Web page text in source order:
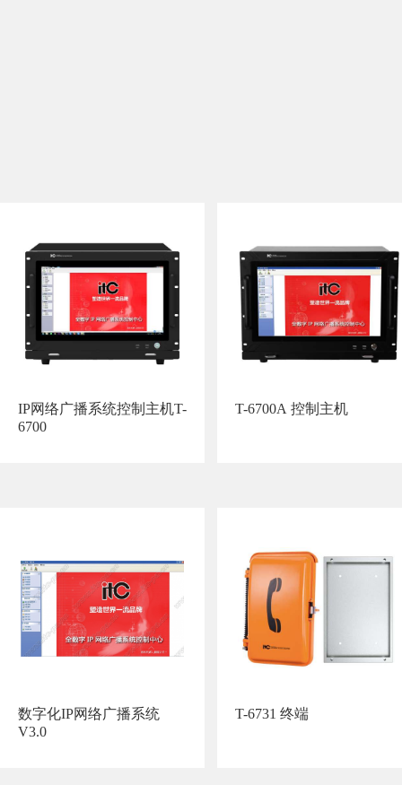
IP网络广播系统控制主机T-
6700
T-6700A 控制主机
数字化IP网络广播系统
V3.0
T-6731 终端